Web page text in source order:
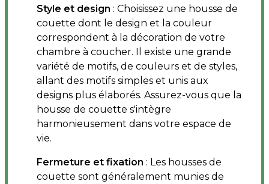
Style et design : Choisissez une housse de
couette dont le design et la couleur
correspondent à la décoration de votre
chambre à coucher. Il existe une grande
variété de motifs, de couleurs et de styles,
allant des motifs simples et unis aux
designs plus élaborés. Assurez-vous que la
housse de couette s'intègre
harmonieusement dans votre espace de
vie.
Fermeture et fixation : Les housses de
couette sont généralement munies de